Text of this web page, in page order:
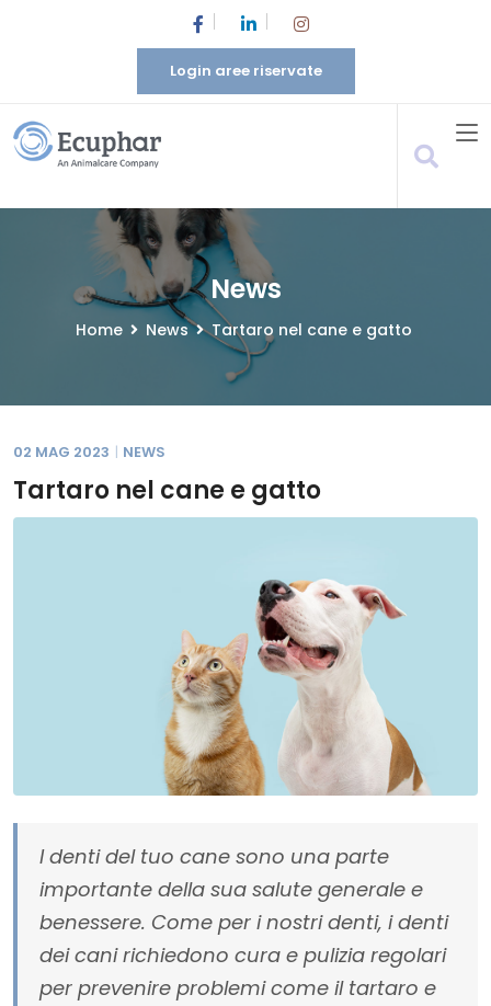
Login aree riservate
News
Home News Tartaro nel cane e gatto
02 MAG 2023 NEWS
Tartaro nel cane e gatto
I denti del tuo cane sono una parte
importante della sua salute generale e
benessere. Come per i nostri denti, i denti
dei cani richiedono cura e pulizia regolari
per prevenire problemi come il tartaro e